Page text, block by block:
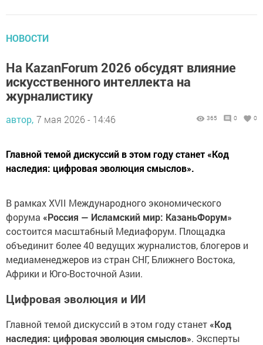
НОВОСТИ
На KazanForum 2026 обсудят влияние
искусственного интеллекта на
журналистику
автор, 7 мая 2026 - 14:46 365 0 0
Главной темой дискуссий в этом году станет «Код
наследия: цифровая эволюция смыслов».
В рамках XVII Международного экономического
форума «Россия — Исламский мир: КазаньФорум»
состоится масштабный Медиафорум. Площадка
объединит более 40 ведущих журналистов, блогеров и
медиаменеджеров из стран СНГ, Ближнего Востока,
Африки и Юго-Восточной Азии.
Цифровая эволюция и ИИ
Главной темой дискуссий в этом году станет «Код
наследия: цифровая эволюция смыслов». Эксперты